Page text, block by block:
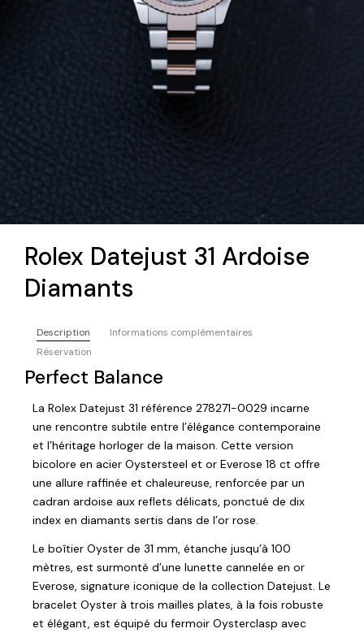
Rolex Datejust 31 Ardoise
Diamants
Description
Informations complémentaires
Réservation
Perfect Balance
La Rolex Datejust 31 référence 278271-0029 incarne
une rencontre subtile entre l’élégance contemporaine
et l’héritage horloger de la maison. Cette version
bicolore en acier Oystersteel et or Everose 18 ct offre
une allure raffinée et chaleureuse, renforcée par un
cadran ardoise aux reflets délicats, ponctué de dix
index en diamants sertis dans de l’or rose.
Le boîtier Oyster de 31 mm, étanche jusqu’à 100
mètres, est surmonté d’une lunette cannelée en or
Everose, signature iconique de la collection Datejust. Le
bracelet Oyster à trois mailles plates, à la fois robuste
et élégant, est équipé du fermoir Oysterclasp avec